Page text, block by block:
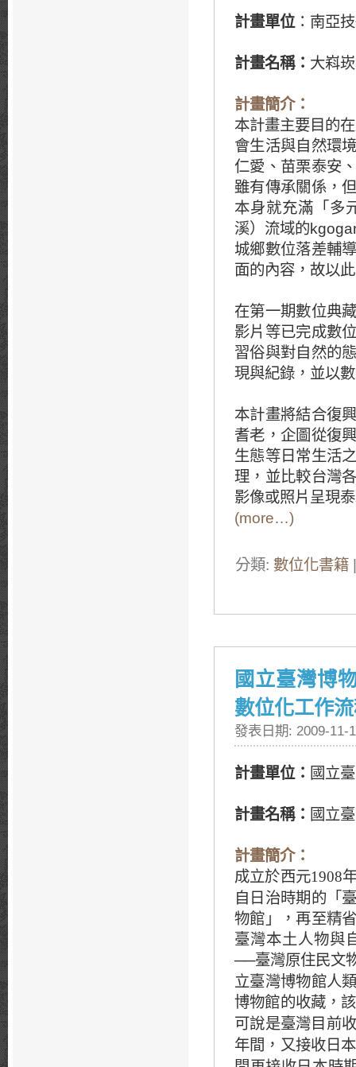
計畫單位 ：南亞
計畫名稱： 大嵙
計畫簡介：
本計畫主要目的
會生活與自然環
仁愛、苗栗泰安
雖有傳承關係，
本身就充滿「多
溪）流域的
城鄉數位落差輔
面的內容，故以
在第一期數位典
影片等已完成數
習俗與對自然的
現與紀錄，並以
本計畫將結合復
耆老，企圖從復
生態等日常生活
理，並比較台灣
影像或照片呈現
(more…)
分類: 數位化書籍
國立臺灣博
數位化工作
發表日期: 2009-11-
計畫單位： 國立
計畫名稱： 國立
計畫簡介：
成立於西元1908
自日治時期的「
物館」，再至精
臺灣本土人物與
──臺灣原住民文
立臺灣博物館人
博物館的收藏，
可說是臺灣目前
年間，又接收日